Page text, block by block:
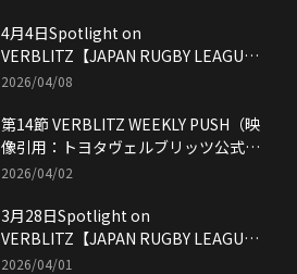
4月4日Spotlight on
VERBLITZ【JAPAN RUGBY LEAGUE
ONE】映像引用：トヨタヴェルブリッ
2026/04/08
第14節 VERBLITZ WEEKLY PUSH（映
像引用：トヨタヴェルブリッツ公式
YouTubeチャンネル）
2026/04/02
3月28日Spotlight on
VERBLITZ【JAPAN RUGBY LEAGUE
ONE】映像引用：トヨタヴェルブリッ
2026/04/01